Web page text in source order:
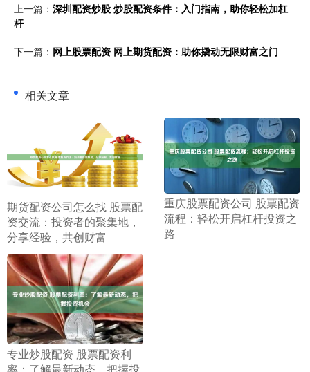
上一篇： 深圳配资炒股 炒股配资条件：入门指南，助你轻松加杠
杆
下一篇： 网上股票配资 网上期货配资：助你撬动无限财富之门
相关文章
​期货配资公司怎么找 股票配
资交流：投资者的聚集地，
分享经验，共创财富
​重庆股票配资公司 股票配资
流程：轻松开启杠杆投资之
路
​专业炒股配资 股票配资利